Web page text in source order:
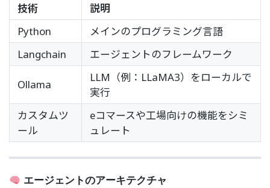
技術
説明
Python
メインのプログラミング言語
Langchain
エージェントのフレームワーク
Ollama
LLM（例：LLaMA3）をローカルで
実行
カスタムツ
ール
eコマースや工場向けの機能をシミ
ュレート
エージェントのアーキテクチャ